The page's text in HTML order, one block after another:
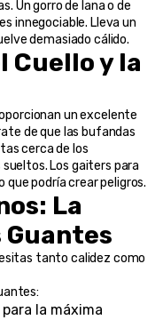
Un gorro de lana o de
innegociable. Lleva un
demasiado cálido.
Cuello y la
un excelente
de que las bufandas
cerca de los
Los gaiters para
podría crear peligros.
La
Guantes
tanto calidez como
la máxima